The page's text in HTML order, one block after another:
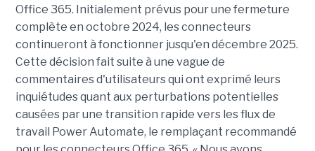
Office 365. Initialement prévus pour une fermeture
complète en octobre 2024, les connecteurs
continueront à fonctionner jusqu'en décembre 2025.
Cette décision fait suite à une vague de
commentaires d'utilisateurs qui ont exprimé leurs
inquiétudes quant aux perturbations potentielles
causées par une transition rapide vers les flux de
travail Power Automate, le remplaçant recommandé